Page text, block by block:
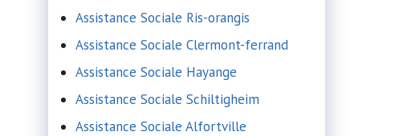
Assistance Sociale Ris-orangis
Assistance Sociale Clermont-ferrand
Assistance Sociale Hayange
Assistance Sociale Schiltigheim
Assistance Sociale Alfortville